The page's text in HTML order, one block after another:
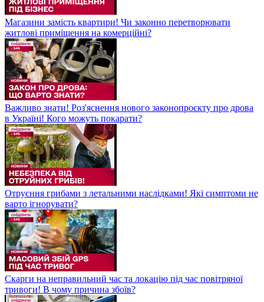
Магазини замість квартири! Чи законно перетворювати
житлові приміщення на комерційні?
Важливо знати! Роз'яснення нового законопроєкту про дрова
в Україні! Кого можуть покарати?
Отруєння грибами з летальними наслідками! Які симптоми не
варто ігнорувати?
Скарги на неправильний час та локацію під час повітряної
тривоги! В чому причина збоїв?